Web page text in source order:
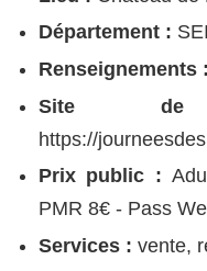
Département :
Renseignements :
Site de
https://
Prix public :
PMR 8€ - Pass
Services : vente,